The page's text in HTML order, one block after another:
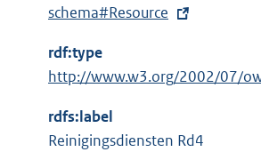
x
e
r
e
schema#Resource
rdf:type
E
t
e
http://www.w3.org/2002/07/
rdfs:label
Reinigingsdiensten Rd4